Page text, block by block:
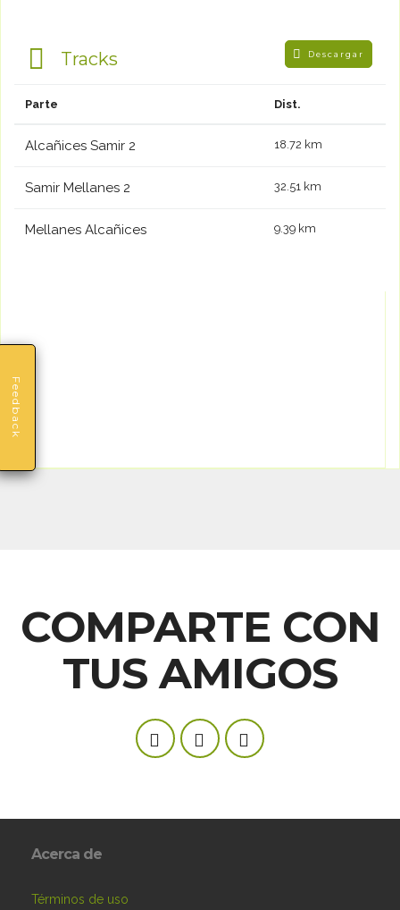
Feedback
Tracks Descargar
Parte Dist.
Alcañices Samir 2 18.72 km
Samir Mellanes 2 32.51 km
Mellanes Alcañices 9.39 km
COMPARTE CON
TUS AMIGOS
Acerca de
Términos de uso